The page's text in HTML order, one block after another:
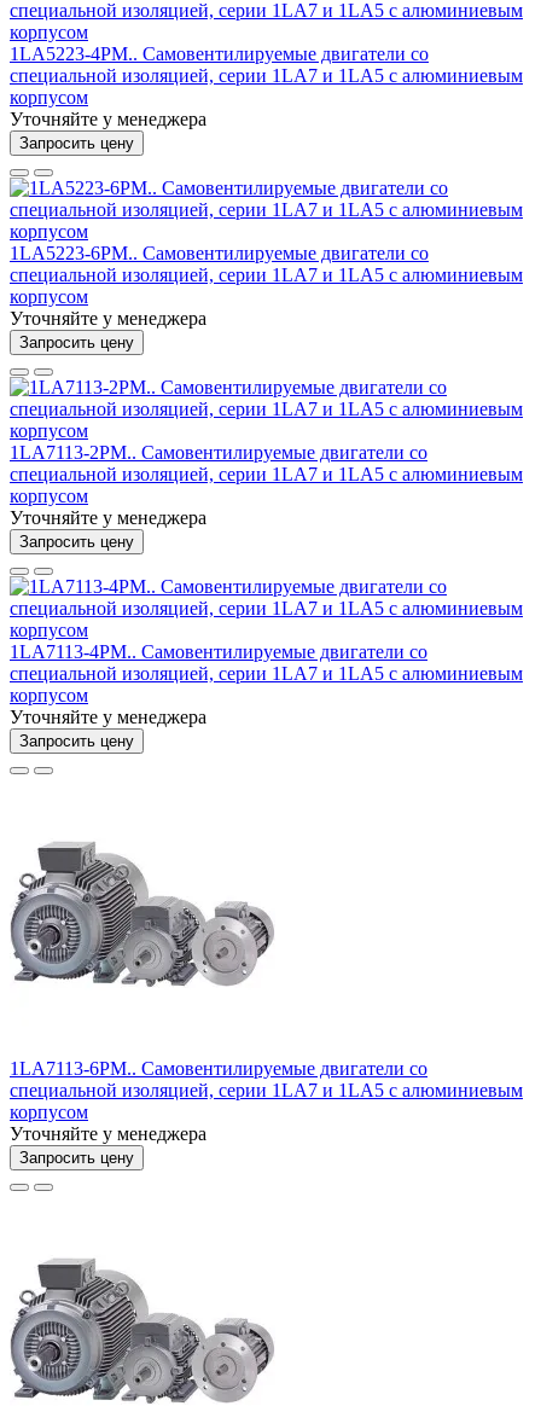
1LA5223-4PM.. Самовентилируемые двигатели со
специальной изоляцией, серии 1LA7 и 1LA5 с алюминиевым
корпусом
Уточняйте у менеджера
Запросить цену
1LA5223-6PM.. Самовентилируемые двигатели со
специальной изоляцией, серии 1LA7 и 1LA5 с алюминиевым
корпусом
Уточняйте у менеджера
Запросить цену
1LA7113-2PM.. Самовентилируемые двигатели со
специальной изоляцией, серии 1LA7 и 1LA5 с алюминиевым
корпусом
Уточняйте у менеджера
Запросить цену
1LA7113-4PM.. Самовентилируемые двигатели со
специальной изоляцией, серии 1LA7 и 1LA5 с алюминиевым
корпусом
Уточняйте у менеджера
Запросить цену
1LA7113-6PM.. Самовентилируемые двигатели со
специальной изоляцией, серии 1LA7 и 1LA5 с алюминиевым
корпусом
Уточняйте у менеджера
Запросить цену